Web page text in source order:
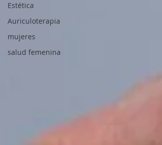
Estética
Auriculoterapia
mujeres
salud femenina